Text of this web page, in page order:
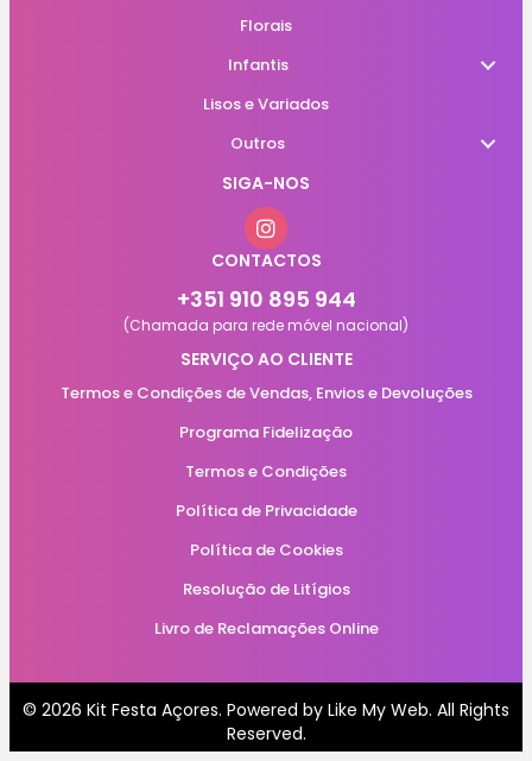
Florais
Infantis
Lisos e Variados
Outros
SIGA-NOS
CONTACTOS
+351 910 895 944
(Chamada para rede móvel nacional)
SERVIÇO AO CLIENTE
Termos e Condições de Vendas, Envios e Devoluções
Programa Fidelização
Termos e Condições
Política de Privacidade
Política de Cookies
Resolução de Litígios
Livro de Reclamações Online
© 2026 Kit Festa Açores. Powered by Like My Web. All Rights
Reserved.